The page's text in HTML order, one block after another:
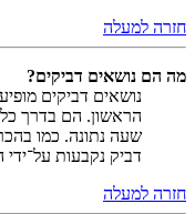
חזרה למעלה
מה הם נושאים דביקים?
נושאים דביקים
הראשון. הם בדרך
שעה נתונה. כמו
דביק נקבעות
חזרה למעלה